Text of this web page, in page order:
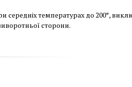
середніх температурах до 200°,
сторони.